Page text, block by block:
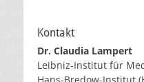
Kontakt
Dr. Claudia Lampert
Leibniz-Institut für